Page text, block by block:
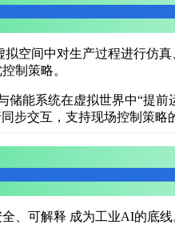
空间中对生产过程进行仿
制策略。
储能系统在虚拟世界中“提前
交互，支持现场控制策略
、可解释 成为工业AI的底